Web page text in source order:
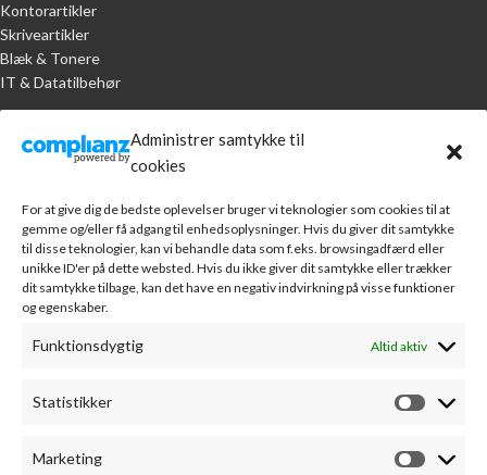
Administrer samtykke til
cookies
For at give dig de bedste oplevelser bruger vi teknologier som cookies til at
gemme og/eller få adgang til enhedsoplysninger. Hvis du giver dit samtykke
til disse teknologier, kan vi behandle data som f.eks. browsingadfærd eller
unikke ID'er på dette websted. Hvis du ikke giver dit samtykke eller trækker
dit samtykke tilbage, kan det have en negativ indvirkning på visse funktioner
og egenskaber.
Funktionsdygtig Altid aktiv
Statistikker
Marketing
Kontorartikler
Skriveartikler
Blæk & Tonere
IT & Datatilbehør
Handelsbetingelser
Bankoplysninger
Markedsføring
Webudvikling
Leverandører
Sponsorater
Kontakt
Fortryd køb